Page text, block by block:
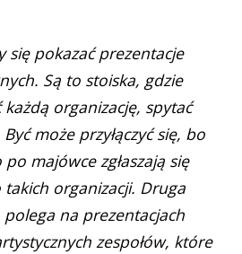
się pokazać prezentacje
Są to stoiska, gdzie
organizację, spytać
może przyłączyć się, bo
majówce zgłaszają się
organizacji. Druga
polega na prezentacjach
zespołów, które